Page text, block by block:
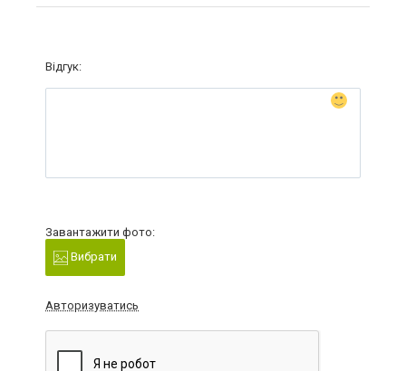
Відгук:
Завантажити фото:
Вибрати
Авторизуватись